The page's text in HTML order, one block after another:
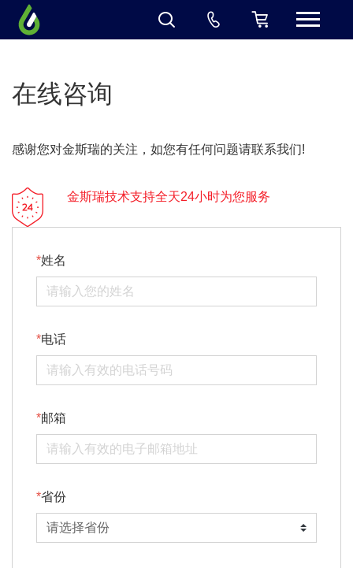
在线咨询
感谢您对金斯瑞的关注，如您有任何问题请联系我们!
金斯瑞技术支持全天24小时为您服务
姓名
电话
邮箱
省份